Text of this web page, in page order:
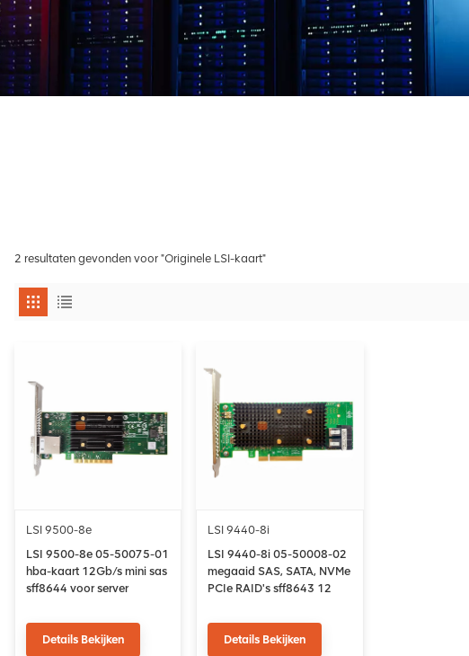
2 resultaten gevonden voor "Originele LSI-kaart"
LSI 9500-8e
LSI 9500-8e 05-50075-01
hba-kaart 12Gb/s mini sas
sff8644 voor server
Details Bekijken
LSI 9440-8i
LSI 9440-8i 05-50008-02
megaaid SAS, SATA, NVMe
PCIe RAID's sff8643 12
Details Bekijken